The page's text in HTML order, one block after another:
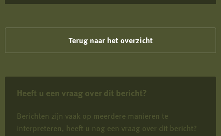
Heeft u een vraag over dit bericht?
Berichten zijn vaak op meerdere manieren te
interpreteren, heeft u nog een vraag over dit bericht?
Doorbraak
Den
Haag:
winst
Terug naar het overzicht